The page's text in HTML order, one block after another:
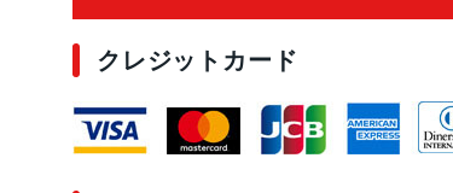
クレジットカード